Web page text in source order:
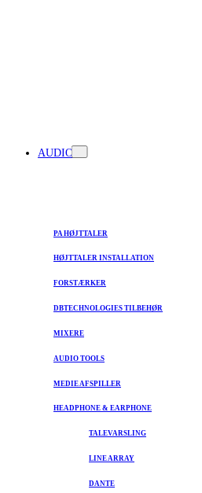
AUDIO
PA HØJTTALER
HØJTTALER INSTALLATION
FORSTÆRKER
DBTECHNOLOGIES TILBEHØR
MIXERE
AUDIO TOOLS
MEDIE AFSPILLER
HEADPHONE & EARPHONE
TALEVARSLING
LINE ARRAY
DANTE